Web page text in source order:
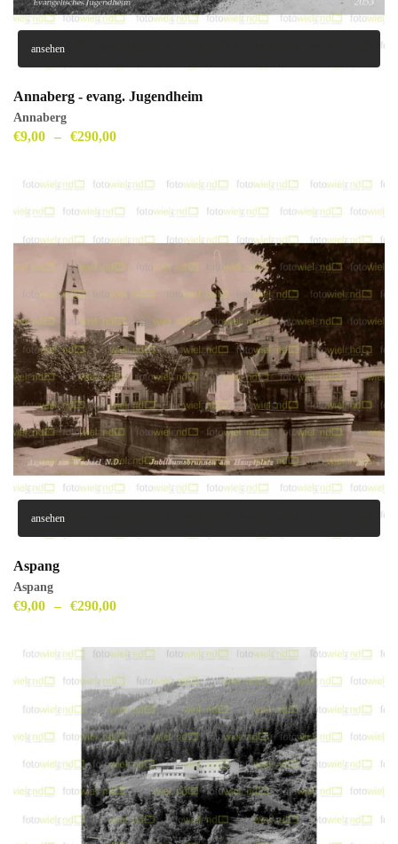
ansehen
Annaberg - evang. Jugendheim
Annaberg
€9,00 – €290,00
ansehen
Aspang
Aspang
€9,00 – €290,00